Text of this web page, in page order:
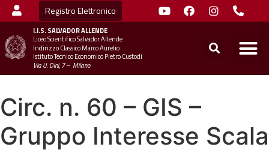
Registro Elettronico
I.I.S.SALVADOR ALLENDE
Liceo Scientifico Salvador Allende
Indirizzo Classico Marco Aurelio
Istituto Tecnico Economico Pietro Custodi
Via U. Dini, 7 – Milano
Circ. n. 60 – GIS –
Gruppo Interesse Scala